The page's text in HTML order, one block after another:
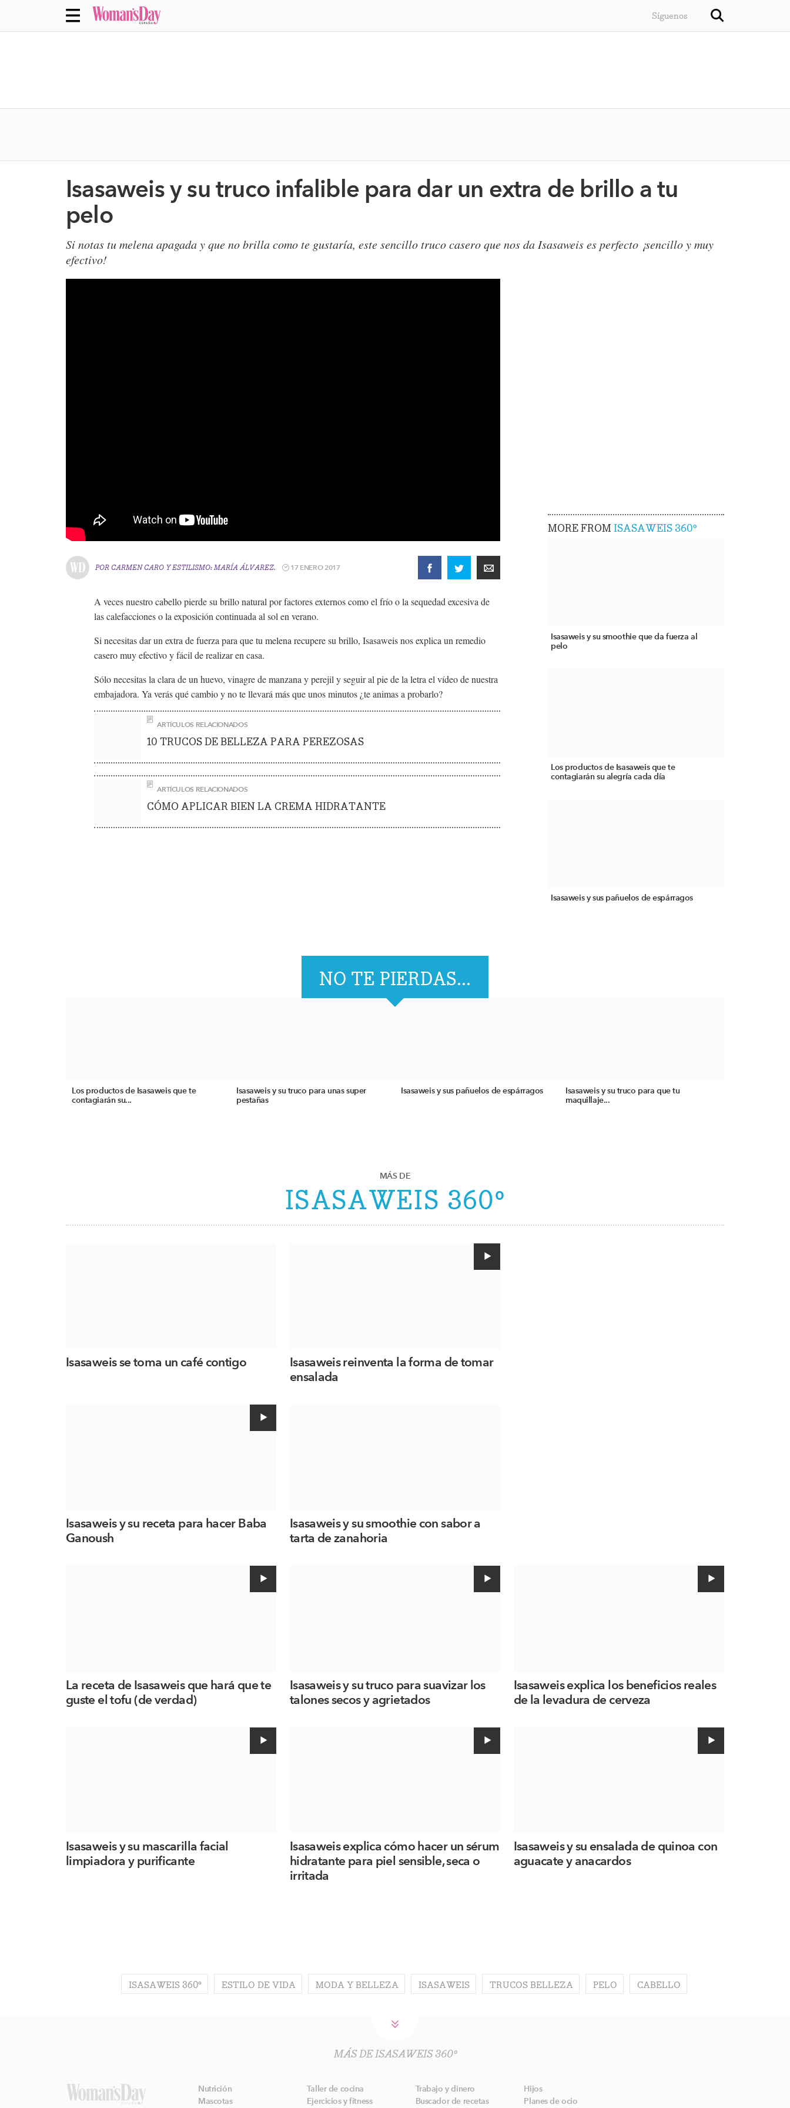
Síguenos
Isasaweis y su truco infalible para dar un extra de brillo a tu
pelo
Si notas tu melena apagada y que no brilla como te gustaría, este sencillo truco casero que nos da Isasaweis es perfecto ¡sencillo y muy
efectivo!​
MORE FROM ISASAWEIS 360º
Isasaweis y su smoothie que da fuerza al
pelo
Los productos de Isasaweis que te
contagiarán su alegría cada día
Isasaweis y sus pañuelos de espárragos
POR CARMEN CARO YESTILISMO: MARÍA ÁLVAREZ. 17 ENERO 2017
A veces nuestro cabello pierde su brillo natural por factores externos como el frío o la sequedad excesiva de
las calefacciones o la exposición continuada al sol en verano.
Si necesitas dar un extra de fuerza para que tu melena recupere su brillo, Isasaweis nos explica un remedio
casero muy efectivo y fácil de realizar en casa.
Sólo necesitas la clara de un huevo, vinagre de manzana y perejil y seguir al pie de la letra el vídeo de nuestra
embajadora. Ya verás qué cambio y no te llevará más que unos minutos ¿te animas a probarlo?
ARTÍCULOS RELACIONADOS
10 TRUCOS DE BELLEZA PARA PEREZOSAS
ARTÍCULOS RELACIONADOS
CÓMO APLICAR BIEN LA CREMA HIDRATANTE
NO TE PIERDAS...
Los productos de Isasaweis que te
contagiarán su...
Isasaweis y su truco para unas super
pestañas
Isasaweis y sus pañuelos de espárragos
Isasaweis y su truco para que tu
maquillaje...
MÁS DE
ISASAWEIS 360º
Isasaweis se toma un café contigo
Isasaweis reinventa la forma de tomar
ensalada
Isasaweis y su receta para hacer Baba
Ganoush
Isasaweis y su smoothie con sabor a
tarta de zanahoria
La receta de Isasaweis que hará que te
guste el tofu (de verdad)
Isasaweis y su truco para suavizar los
talones secos y agrietados
Isasaweis explica los beneficios reales
de la levadura de cerveza
Isasaweis y su mascarilla facial
limpiadora y purificante
Isasaweis explica cómo hacer un sérum
hidratante para piel sensible, seca o
irritada
Isasaweis y su ensalada de quinoa con
aguacate y anacardos
ISASAWEIS 360º ESTILO DE VIDA MODA Y BELLEZA ISASAWEIS TRUCOS BELLEZA PELO CABELLO
MÁS DE ISASAWEIS 360º
Nutrición Taller de cocina Trabajo y dinero
Hijos
Mascotas
Ejercicios y fitness Buscador de recetas Planes de ocio